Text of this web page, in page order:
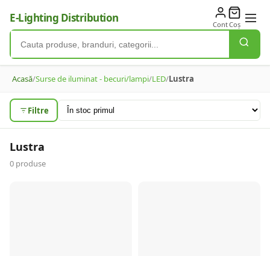
E-Lighting Distribution ContCoș
Acasă/Surse de iluminat - becuri/lampi/LED/Lustra
Filtre
Lustra
0 produse